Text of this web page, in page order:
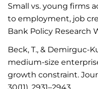
Small vs. young firms
to employment, job
Bank Policy Research
Beck, T., & Demirguc-
medium-size
growth constraint.